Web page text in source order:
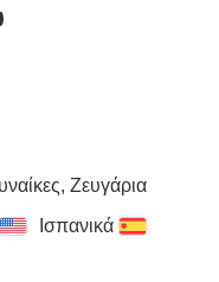
Zευγάρια
Ισπανικά